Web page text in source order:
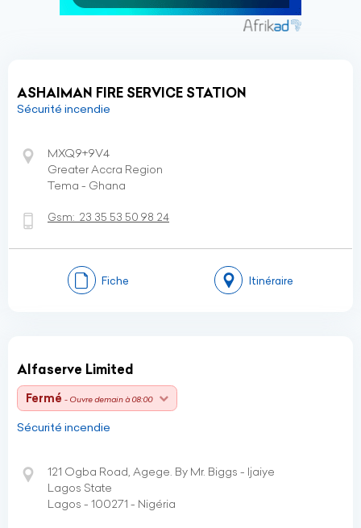
ASHAIMAN FIRE SERVICE STATION
Sécurité incendie
MXQ9+9V4
Greater Accra Region
Tema - Ghana
Gsm: 23 35 53 50 98 24
Fiche Itinéraire
Alfaserve Limited
Fermé - Ouvre demain à 08:00
Sécurité incendie
121 Ogba Road, Agege. By Mr. Biggs - Ijaiye
Lagos State
Lagos - 100271 - Nigéria